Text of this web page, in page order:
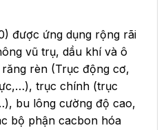
được ứng dụng rộng rãi
vũ trụ, dầu khí và ô
rèn (Trục động cơ,
trục chính (trục
bu lông cường độ cao,
bộ phận cacbon hóa